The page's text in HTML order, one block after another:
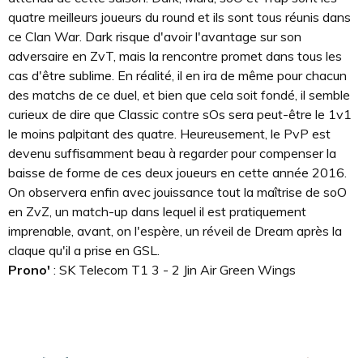
quatre meilleurs joueurs du round et ils sont tous réunis dans
ce Clan War. Dark risque d'avoir l'avantage sur son
adversaire en ZvT, mais la rencontre promet dans tous les
cas d'être sublime. En réalité, il en ira de même pour chacun
des matchs de ce duel, et bien que cela soit fondé, il semble
curieux de dire que Classic contre sOs sera peut-être le 1v1
le moins palpitant des quatre. Heureusement, le PvP est
devenu suffisamment beau à regarder pour compenser la
baisse de forme de ces deux joueurs en cette année 2016.
On observera enfin avec jouissance tout la maîtrise de soO
en ZvZ, un match-up dans lequel il est pratiquement
imprenable, avant, on l'espère, un réveil de Dream après la
claque qu'il a prise en GSL.
Prono' : SK Telecom T1 3 - 2 Jin Air Green Wings